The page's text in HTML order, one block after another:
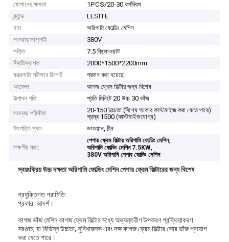
যোগানের ক্ষমতা
1PCS/20-30 কর্মদিবস
ব্র্যান্ড
LESITE
নাম
অরিগামি ফোল্ডিং মেশিন
পাওয়ার সাপ্লাই
380V
শক্তি
7.5 কিলোওয়াট
স্থিতিস্থাপক
2000*1500*2200mm
যন্ত্রপাতি পরীক্ষার রিপোর্ট
প্রদান করা হয়েছে
আবেদন
কাগজ ফ্রেম ফিল্টার জন্য বিশেষ
উত্পাদন গতি
প্রতি মিনিটে 20 উচ্চ 30 ভাঁজ
সমন্বয় পরিসীমা
20-150 উচ্চতা (বিশেষ আকার কাস্টমাইজ করা যেতে পারে)
প্রস্থ 1500 (কাস্টমাইজযোগ্য)
উৎপত্তি স্থল
ডংগুয়ান, চীন
লক্ষণীয় করা:
পেপার ফ্রেম ফিল্টার অরিগামি ফোল্ডিং মেশিন,
অরিগামি ফোল্ডিং মেশিন 7.5KW,
380V অরিগামি পেপার ফোল্ডিং মেশিন
স্বয়ংক্রিয় উচ্চ দক্ষতা অরিগামি ফোল্ডিং মেশিন পেপার ফ্রেম ফিল্টারের জন্য বিশেষ
প্রযুক্তিগত পরামিতি:
প্রকার: আদর্শ।
কাগজ ভাঁজ মেশিন কাগজ ফ্রেম ফিল্টার মধ্যে অভ্যন্তরীণ উপকরণ প্রক্রিয়াকরণ
সরঞ্জাম, যা বিভিন্ন উচ্চতা, সুবিধাজনক এবং দক্ষ কাগজ ফ্রেম ফিল্টার কোর ভাঁজ প্রয়োগ
করা যেতে পারে।